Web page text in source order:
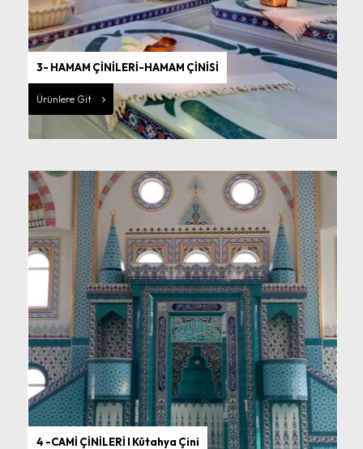
3- HAMAM ÇİNİLERİ-HAMAM ÇİNİSİ
Ürünlere Git
4 -CAMİ ÇİNİLERİ I Kütahya Çini